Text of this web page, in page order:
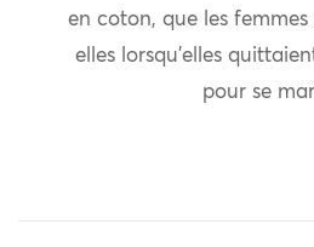
en coton, que les
elles lorsqu’elles
pour se